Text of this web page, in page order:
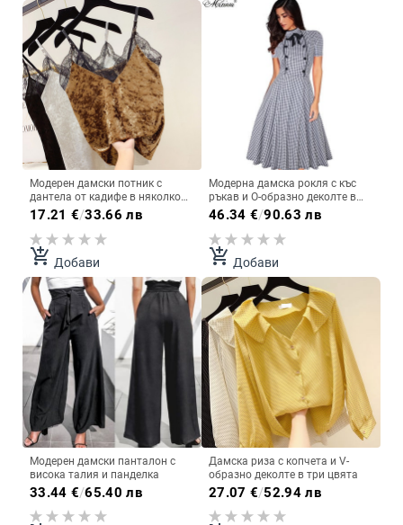
Модерен дамски потник с
дантела от кадифе в няколко
цвята
17.21 €/33.66 лв
add_shopping_cart Добави
Модерна дамска рокля с къс
ръкав и О-образно деколте в
два цвята
46.34 €/90.63 лв
add_shopping_cart Добави
Модерен дамски панталон с
висока талия и панделка
33.44 €/65.40 лв
Дамска риза с копчета и V-
образно деколте в три цвята
27.07 €/52.94 лв